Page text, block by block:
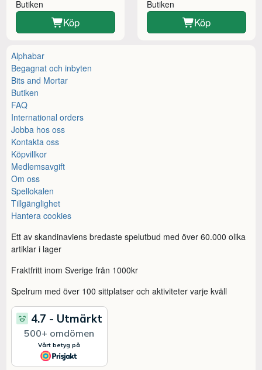
Butiken
Köp
Butiken
Köp
Alphabar
Begagnat och inbyten
Bits and Mortar
Butiken
FAQ
International orders
Jobba hos oss
Kontakta oss
Köpvillkor
Medlemsavgift
Om oss
Spellokalen
Tillgänglighet
Hantera cookies
Ett av skandinaviens bredaste spelutbud med över 60.000 olika
artiklar i lager
Fraktfritt inom Sverige från 1000kr
Spelrum med över 100 sittplatser och aktiviteter varje kväll